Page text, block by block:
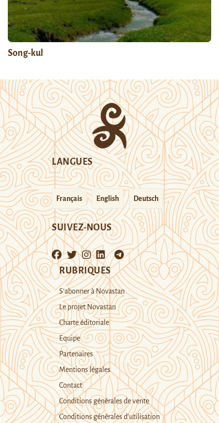
Song-kul
LANGUES
Français English Deutsch
SUIVEZ-NOUS
RUBRIQUES
S’abonner à Novastan
Le projet Novastan
Charte éditoriale
Equipe
Partenaires
Mentions légales
Contact
Conditions générales de vente
Conditions générales d’utilisation